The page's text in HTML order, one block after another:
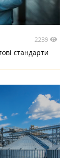
2239
стандарти